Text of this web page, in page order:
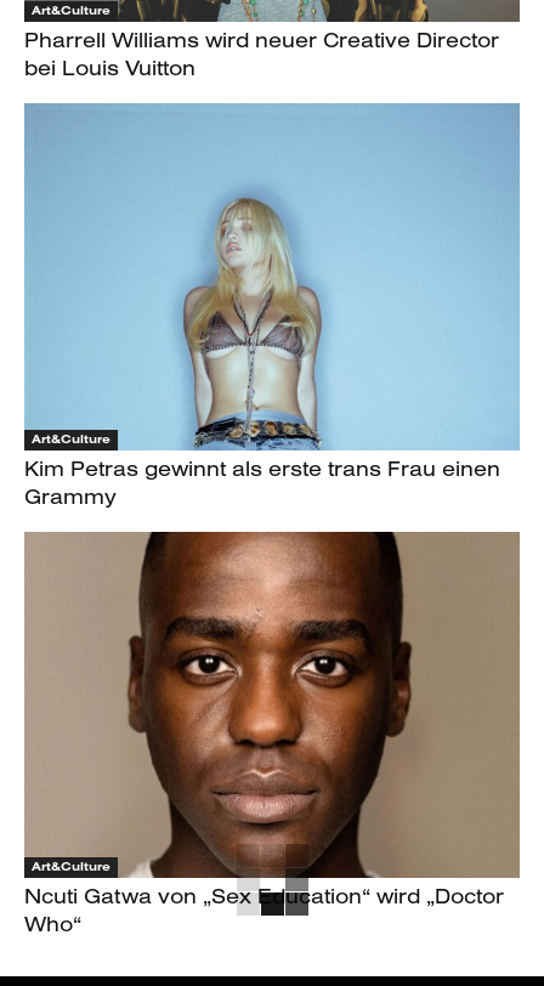
Art&Culture
Pharrell Williams wird neuer Creative Director
bei Louis Vuitton
Art&Culture
Kim Petras gewinnt als erste trans Frau einen
Grammy
Art&Culture
Ncuti Gatwa von „Sex Education“ wird „Doctor
Who“